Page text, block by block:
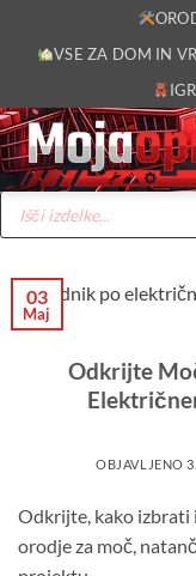
VSE ZA DOM IN
Products
search
03
Maj
Odkrijte
OBJAVLJENO
Odkrijte, kako
orodje za moč,